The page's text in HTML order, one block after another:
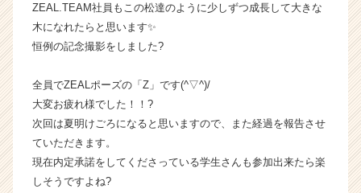
C
a
e
e
r）
ZEAL.TEAM社員もこの松達のように少しずつ成長して大きな
木になれたらと思います✨
恒例の記念撮影をしました?
全員でZEALポーズの「Z」です(^▽^)/
大変お疲れ様でした！！?
次回は夏明けごろになると思いますので、また経過を報告させ
ていただきます。
現在内定承諾をしてくださっている学生さんも参加出来たら楽
しそうですよね?